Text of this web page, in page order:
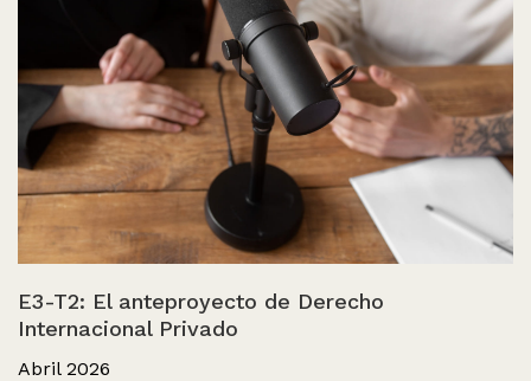
E3-T2: El anteproyecto de Derecho
Internacional Privado
Abril 2026